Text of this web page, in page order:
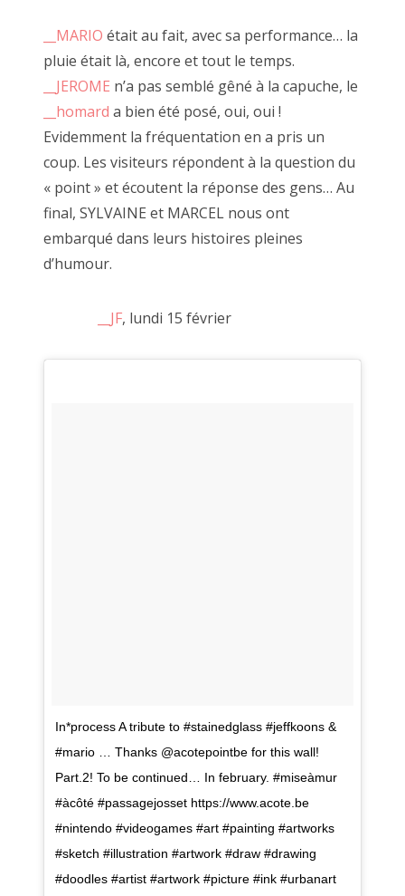
2014 décembre
octobre, novembre 2014
Recherche
__MARIO était au fait, avec sa performance… la
pluie était là, encore et tout le temps.
__JEROME n’a pas semblé gêné à la capuche, le
__homard a bien été posé, oui, oui !
Evidemment la fréquentation en a pris un
coup. Les visiteurs répondent à la question du
« point » et écoutent la réponse des gens… Au
final, SYLVAINE et MARCEL nous ont
embarqué dans leurs histoires pleines
d’humour.
__JF, lundi 15 février
In*process A tribute to #stainedglass #jeffkoons &
#mario … Thanks @acotepointbe for this wall!
Part.2! To be continued… In february. #miseàmur
#àcôté #passagejosset https://www.acote.be
#nintendo #videogames #art #painting #artworks
#sketch #illustration #artwork #draw #drawing
#doodles #artist #artwork #picture #ink #urbanart
carnets de poèmes ou ses performances de claquettes.
Tous se réunissent pour FAIRE OU PAS.